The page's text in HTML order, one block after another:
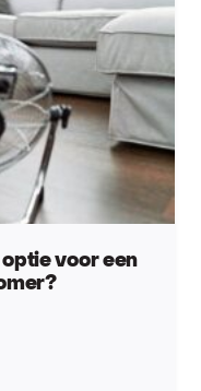
voor een